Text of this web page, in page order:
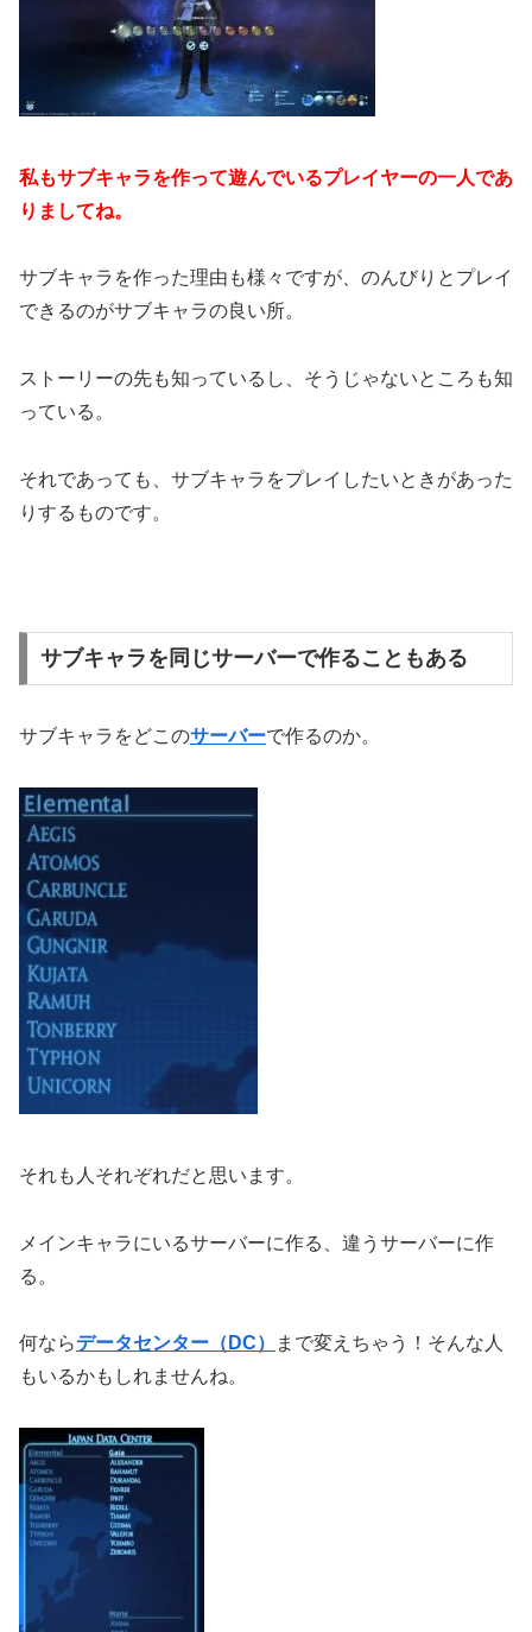
私もサブキャラを作って遊んでいるプレイヤーの一人であ
りましてね。
サブキャラを作った理由も様々ですが、のんびりとプレイ
できるのがサブキャラの良い所。
ストーリーの先も知っているし、そうじゃないところも知
っている。
それであっても、サブキャラをプレイしたいときがあった
りするものです。
サブキャラを同じサーバーで作ることもある
サブキャラをどこのサーバーで作るのか。
それも人それぞれだと思います。
メインキャラにいるサーバーに作る、違うサーバーに作
る。
何ならデータセンター（DC）
まで変えちゃう！そんな人
もいるかもしれませんね。